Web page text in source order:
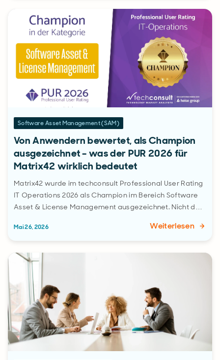
Software Asset Management (SAM)
Von Anwendern bewertet, als Champion
ausgezeichnet – was der PUR 2026 für
Matrix42 wirklich bedeutet
Matrix42 wurde im techconsult Professional User Rating
IT Operations 2026 als Champion im Bereich Software
Asset & License Management ausgezeichnet. Nicht d…
Mai 26, 2026 Weiterlesen